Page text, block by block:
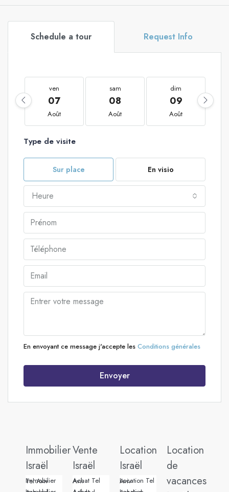
Schedule a tour Request Info
ven
07
Août
sam
08
Août
dim
09
Août
Type de visite
Sur place En visio
Heure
En envoyant ce message j'accepte les Conditions générales
Envoyer
Immobilier
Israël
Immobilier Tel Aviv
Vente
Israël
Achat Tel Aviv
Location
Israël
Location Tel Aviv
Location
de
vacances